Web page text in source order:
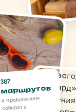
387
маршрутов
и продолжаем
собирать